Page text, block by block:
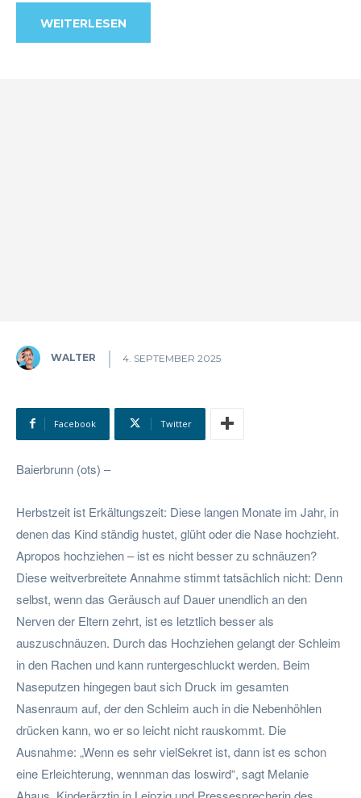
WEITERLESEN
WALTER 4. SEPTEMBER 2025
Facebook Twitter
Baierbrunn (ots) –
Herbstzeit ist Erkältungszeit: Diese langen Monate im Jahr, in
denen das Kind ständig hustet, glüht oder die Nase hochzieht.
Apropos hochziehen – ist es nicht besser zu schnäuzen?
Diese weitverbreitete Annahme stimmt tatsächlich nicht: Denn
selbst, wenn das Geräusch auf Dauer unendlich an den
Nerven der Eltern zehrt, ist es letztlich besser als
auszuschnäuzen. Durch das Hochziehen gelangt der Schleim
in den Rachen und kann runtergeschluckt werden. Beim
Naseputzen hingegen baut sich Druck im gesamten
Nasenraum auf, der den Schleim auch in die Nebenhöhlen
drücken kann, wo er so leicht nicht rauskommt. Die
Ausnahme: „Wenn es sehr vielSekret ist, dann ist es schon
eine Erleichterung, wennman das loswird“, sagt Melanie